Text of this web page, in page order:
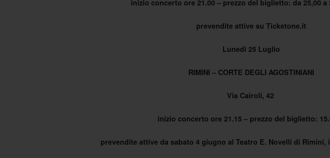
inizio concerto ore 21.00 – prezzo del biglietto: da 25,00 a
prevendite attive su Ticketone.it
Lunedì 25 Luglio
RIMINI – CORTE DEGLI AGOSTINIANI
Via Cairoli, 42
inizio concerto ore 21.15 – prezzo del biglietto:
prevendite attive da sabato 4 giugno al Teatro E. Novelli di Rimini,